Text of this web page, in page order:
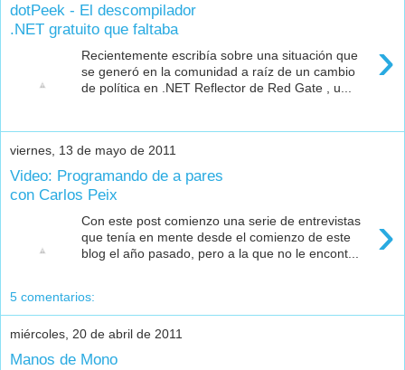
dotPeek - El descompilador
.NET gratuito que faltaba
›
Recientemente escribía sobre una situación que
se generó en la comunidad a raíz de un cambio
de política en .NET Reflector de Red Gate , u...
viernes, 13 de mayo de 2011
Video: Programando de a pares
con Carlos Peix
›
Con este post comienzo una serie de entrevistas
que tenía en mente desde el comienzo de este
blog el año pasado, pero a la que no le encont...
5 comentarios:
miércoles, 20 de abril de 2011
Manos de Mono